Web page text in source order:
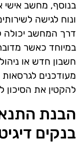
בנוסף, מחשב אישי
ונוח לגישה
דרך המחשב יכולה
במיוחד כאשר
חשבון חדש או
מעודכנים
להקטין את הסיכון
הבנת
בנקים